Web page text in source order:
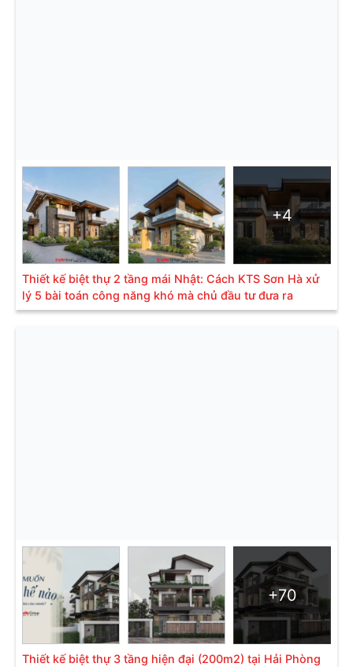
+4
Thiết kế biệt thự 2 tầng mái Nhật: Cách KTS Sơn Hà xử
lý 5 bài toán công năng khó mà chủ đầu tư đưa ra
+70
Thiết kế biệt thự 3 tầng hiện đại (200m2) tại Hải Phòng